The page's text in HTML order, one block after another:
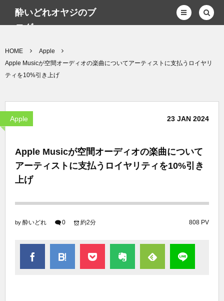
酔いどれオヤジのブ
ログwp
HOME
Apple
Apple Musicが空間オーディオの楽曲についてアーティストに支払うロイヤリ
ティを10%引き上げ
Apple 23 JAN 2024
Apple Musicが空間オーディオの楽曲について
アーティストに支払うロイヤリティを10%引き
上げ
by 酔いどれ 0 808 PV
約2分